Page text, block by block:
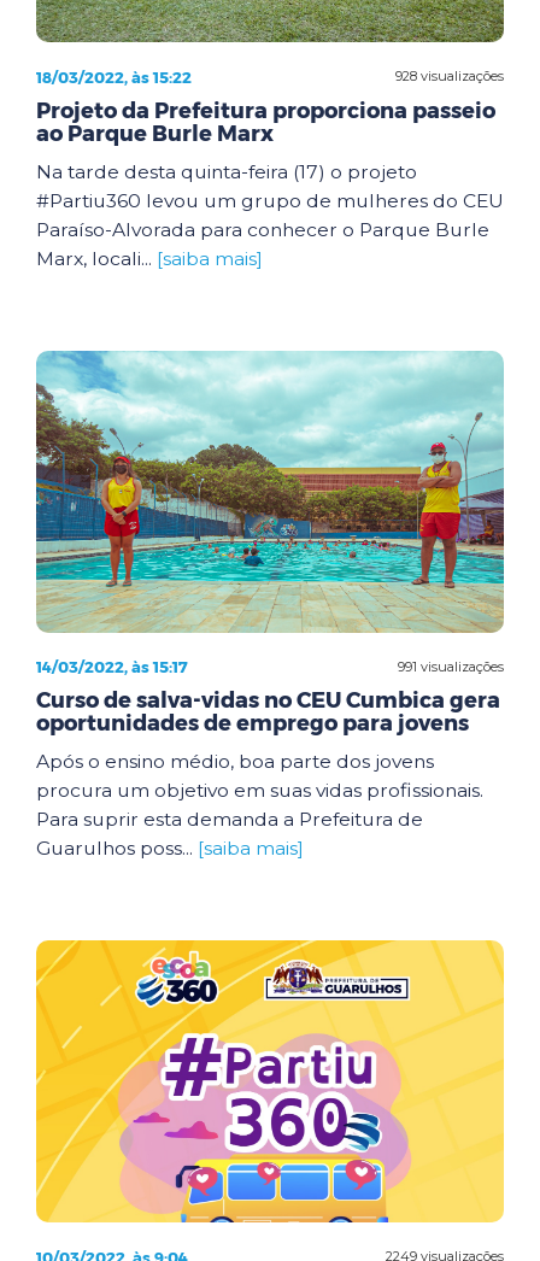
928 visualizações
18/03/2022, às 15:22
Projeto da Prefeitura proporciona passeio
ao Parque Burle Marx
Na tarde desta quinta-feira (17) o projeto
#Partiu360 levou um grupo de mulheres do CEU
Paraíso-Alvorada para conhecer o Parque Burle
Marx, locali... [saiba mais]
991 visualizações
14/03/2022, às 15:17
Curso de salva-vidas no CEU Cumbica gera
oportunidades de emprego para jovens
Após o ensino médio, boa parte dos jovens
procura um objetivo em suas vidas profissionais.
Para suprir esta demanda a Prefeitura de
Guarulhos poss... [saiba mais]
2249 visualizações
10/03/2022, às 9:04